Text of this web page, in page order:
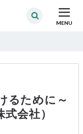
MENU
るために～
会社）